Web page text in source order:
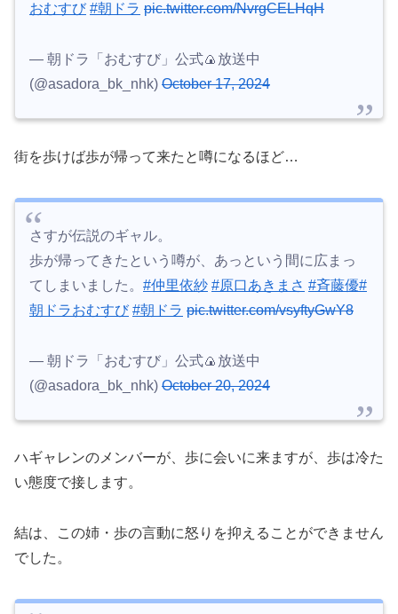
おむすび #朝ドラ pic.twitter.com/NvrgCELHqH
— 朝ドラ「おむすび」公式🍙放送中
(@asadora_bk_nhk) October 17, 2024
街を歩けば歩が帰って来たと噂になるほど…
さすが伝説のギャル。
歩が帰ってきたという噂が、あっという間に広まっ
てしまいました。 #仲里依紗 #原口あきまさ #斉藤優#
朝ドラおむすび #朝ドラ pic.twitter.com/vsyftyGwY8
— 朝ドラ「おむすび」公式🍙放送中
(@asadora_bk_nhk) October 20, 2024
ハギャレンのメンバーが、歩に会いに来ますが、歩は冷た
い態度で接します。
結は、この姉・歩の言動に怒りを抑えることができません
でした。